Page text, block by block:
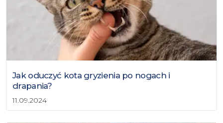
Jak oduczyć kota gryzienia po nogach i
drapania?
11.09.2024